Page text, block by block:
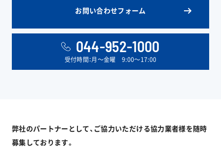
お問い合わせフォーム
044-952-1000
受付時間：月〜金曜 9:00〜17:00
弊社のパートナーとして、ご協力いただける協力業者様を随時
募集しております。